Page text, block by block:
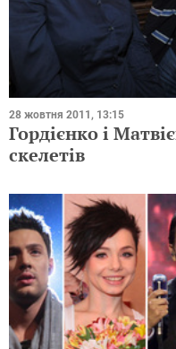
28 жовтня 2011, 13:15
Гордієнко і
скелетів